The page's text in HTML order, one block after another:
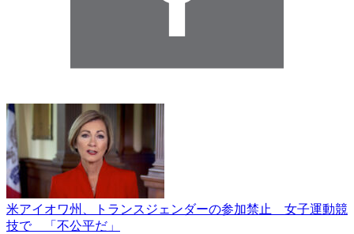
米アイオワ州、トランスジェンダーの参加禁止 女子運動競
技で 「不公平だ」